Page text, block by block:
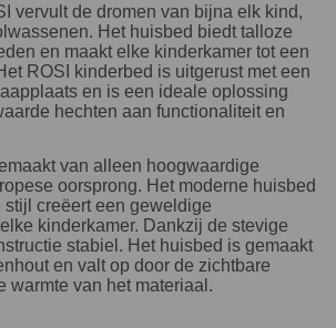
vervult de dromen van bijna elk kind,
Het huisbed biedt talloze
en maakt elke kinderkamer tot een
ROSI kinderbed is uitgerust met een
en is een ideale oplossing
hechten aan functionaliteit en
van alleen hoogwaardige
oorsprong. Het moderne huisbed
creëert een geweldige
kinderkamer. Dankzij de stevige
stabiel. Het huisbed is gemaakt
en valt op door de zichtbare
warmte van het materiaal.